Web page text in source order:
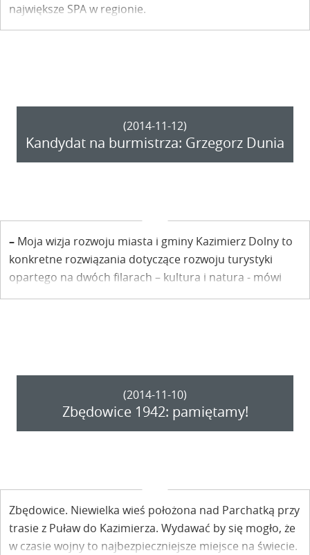
największe SPA w regionie.
(2014-11-12)
Kandydat na burmistrza: Grzegorz Dunia
– Moja wizja rozwoju miasta i gminy Kazimierz Dolny to
konkretne rozwiązania dotyczące rozwoju turystyki
opartego na dwóch filarach – kultura i natura - mówi
Grzegorz Dunia – urzędujący burmistrz Kazimierza
(2014-11-10)
Zbędowice 1942: pamiętamy!
Zbędowice. Niewielka wieś położona nad Parchatką przy
trasie z Puław do Kazimierza. Wydawać by się mogło, że
w czasie wojny to najbezpieczniejsze miejsce na świecie.